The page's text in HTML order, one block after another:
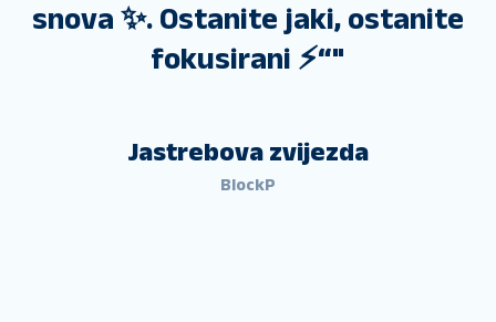
snova ✨. Ostanite jaki, ostanite
fokusirani ⚡“"
Jastrebova zvijezda
BlockP